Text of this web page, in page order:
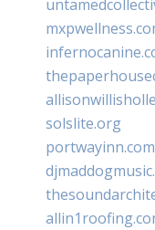
solslite.org
portwayinn.com